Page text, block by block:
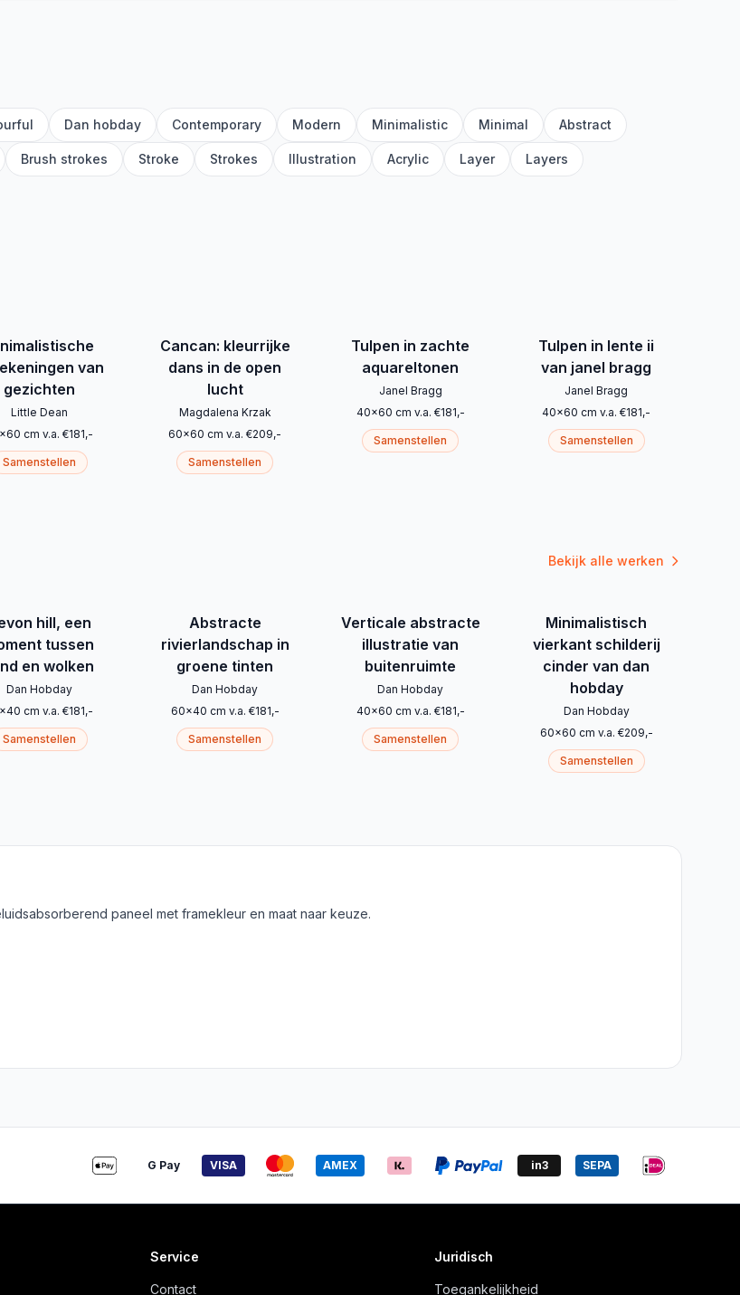
Dan hobday Contemporary Modern Minimalistic Minimal Abstract
Brush strokes Stroke Strokes Illustration Acrylic Layer Layers
van
gezichten
Little Dean
x60 cmv.a. €181,-
Samenstellen
Cancan: kleurrijke
dans in de open
lucht
Magdalena Krzak
60x60 cmv.a. €209,-
Samenstellen
Tulpen in zachte
aquareltonen
Janel Bragg
40x60 cm v.a. €181,-
Samenstellen
Tulpen in lente ii
van janel bragg
Janel Bragg
40x60 cmv.a. €181,-
Samenstellen
Bekijk alle werken
hill, een
tussen
en wolken
Dan Hobday
x40 cmv.a. €181,-
Samenstellen
Abstracte
rivierlandschap in
groene tinten
Dan Hobday
60x40 cm v.a. €181,-
Samenstellen
Verticale abstracte
illustratie van
buitenruimte
Dan Hobday
40x60 cm v.a. €181,-
Samenstellen
Minimalistisch
vierkant schilderij
cinder van dan
hobday
Dan Hobday
60x60 cm v.a. €209,-
Samenstellen
paneel met framekleur en maat naar keuze.
G Pay VISA AMEX in3 SEPA
Service
Contact
Juridisch
Toegankelijkheid